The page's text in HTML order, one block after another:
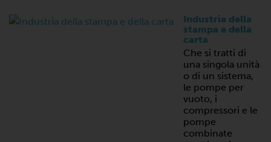
Industria della
stampa e della
carta
Che si tratti di
una singola unità
o di un sistema,
le pompe per
vuoto, i
compressori e le
pompe
combinate